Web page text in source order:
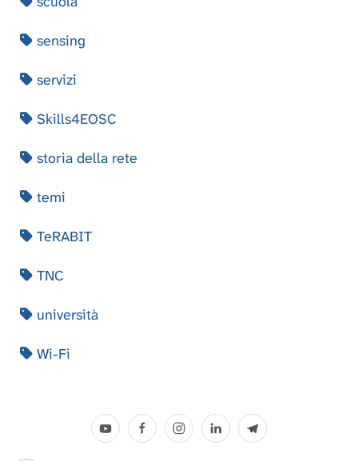
sensing
servizi
Skills4EOSC
storia della rete
temi
TeRABIT
TNC
università
Wi-Fi